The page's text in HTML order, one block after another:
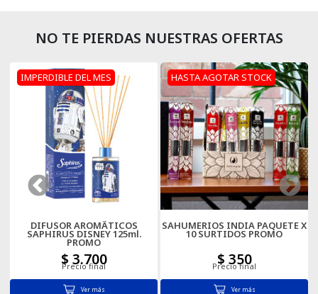
NO TE PIERDAS NUESTRAS OFERTAS
IMPERDIBLE DEL MES
DIFUSOR AROMÃTICOS
SAPHIRUS DISNEY 125ml.
PROMO
$ 3.700
Precio final
Ver más
HASTA AGOTAR STOCK
SAHUMERIOS INDIA PAQUETE X
10 SURTIDOS PROMO
$ 350
Precio final
Ver más
Perfumes Simil Hombre
Perfumes Simil Mujer
Palo Santo
Sahumerios
Sahumerios Conos Cascada
Sahumadores